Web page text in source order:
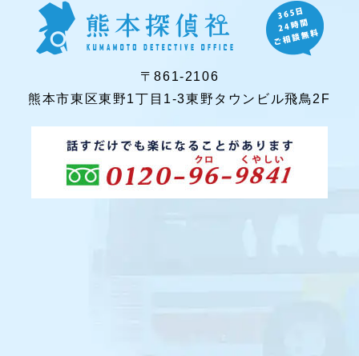
〒861-2106
熊本市東区東野1丁目1-3東野タウンビル飛鳥2F